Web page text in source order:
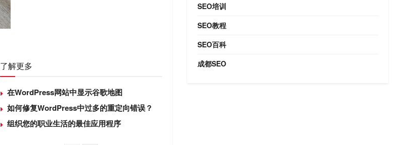
了解更多
在WordPress网站中显示谷歌地图
如何修复WordPress中过多的重定向错误？
组织您的职业生活的最佳应用程序
SEO培训
SEO教程
SEO百科
成都SEO